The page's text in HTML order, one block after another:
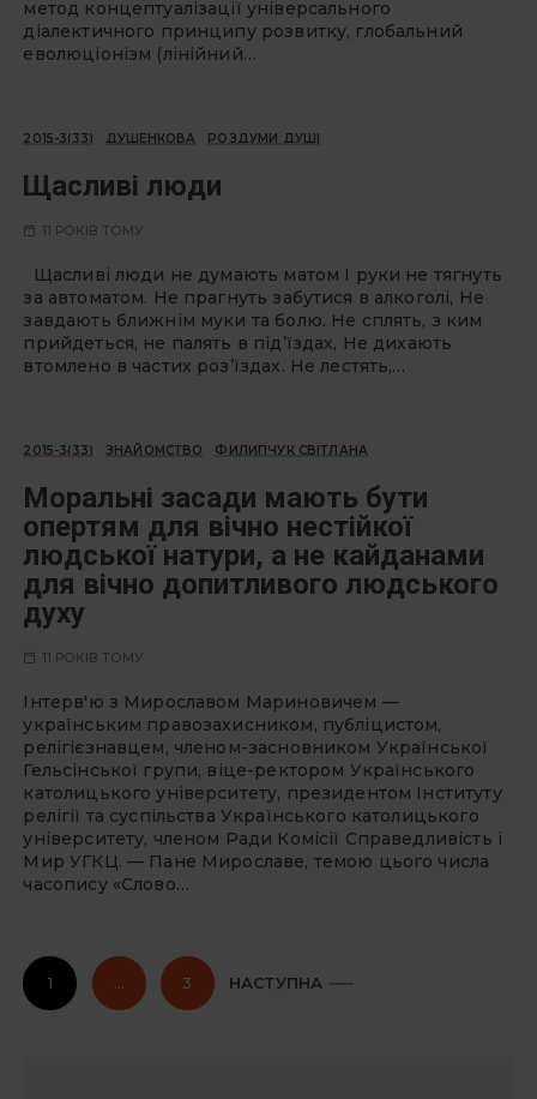
метод концептуалізації універсального
діалектичного принципу розвитку, глобальний
еволюціонізм (лінійний…
2015-3(33) ДУШЕНКОВА РОЗДУМИ ДУШІ
Щасливі люди
11 РОКІВ ТОМУ
Щасливі люди не думають матом I руки не тягнуть
за автоматом. Не прагнуть забутися в алкоголі, Не
завдають ближнім муки та болю. Не сплять, з ким
прийдеться, не палять в під’їздах, Не дихають
втомлено в частих роз’їздах. Не лестять,…
2015-3(33) ЗНАЙОМСТВО ФИЛИПЧУК СВІТЛАНА
Моральні засади мають бути
опертям для вічно нестійкої
людської натури, а не кайданами
для вічно допитливого людського
духу
11 РОКІВ ТОМУ
Інтерв'ю з Мирославом Мариновичем —
українським правозахисником, публіцистом,
релігієзнавцем, членом-засновником Української
Гельсінської групи, віце-ректором Українського
католицького університету, президентом Інституту
релігії та суспільства Українського католицького
університету, членом Ради Комісії Справедливість і
Мир УГКЦ. — Пане Мирославе, темою цього числа
часопису «Слово…
П
а 1 … 3 НАСТУПНА